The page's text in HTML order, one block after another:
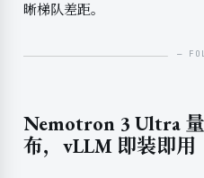
晰梯队差距。
Nemotron 3 Ultra
布，vLLM 即装即用